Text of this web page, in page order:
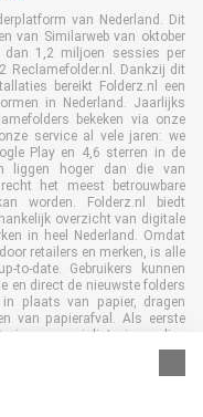
van Nederland. Dit
van Similarweb van oktober
dan 1,2 miljoen sessies per
Reclamefolder.nl. Dankzij dit
bereikt Folderz.nl een
in Nederland. Jaarlijks
bekeken via onze
service al vele jaren: we
Play en 4,6 sterren in de
liggen hoger dan die van
het meest betrouwbare
worden. Folderz.nl biedt
overzicht van digitale
in heel Nederland. Omdat
retailers en merken, is alle
to-date. Gebruikers kunnen
en direct de nieuwste folders
plaats van papier, dragen
van papierafval. Als eerste
jaar specialist in online
opgebouwd
tot de toonaangevende